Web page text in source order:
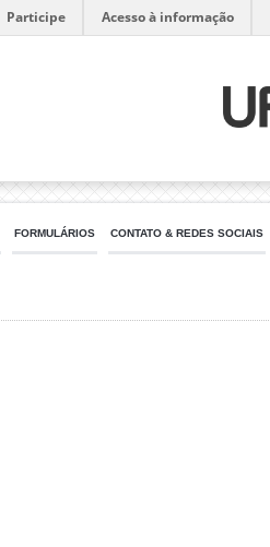
Participe Acesso à informação
FORMULÁRIOS CONTATO & REDES SOCIAIS